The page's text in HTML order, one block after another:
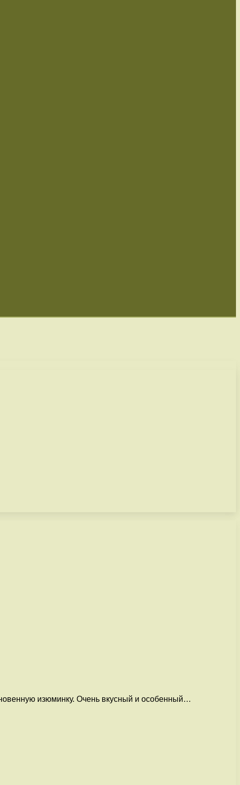
изюминку. Очень вкусный и особенный…